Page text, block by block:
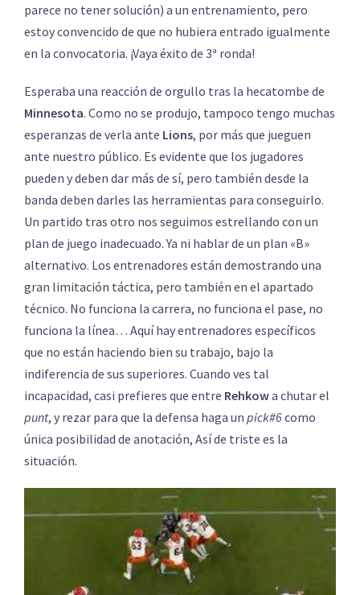
parece no tener solución) a un entrenamiento, pero
estoy convencido de que no hubiera entrado igualmente
en la convocatoria. ¡Vaya éxito de 3ª ronda!
Esperaba una reacción de orgullo tras la hecatombe de
Minnesota. Como no se produjo, tampoco tengo muchas
esperanzas de verla ante Lions, por más que jueguen
ante nuestro público. Es evidente que los jugadores
pueden y deben dar más de sí, pero también desde la
banda deben darles las herramientas para conseguirlo.
Un partido tras otro nos seguimos estrellando con un
plan de juego inadecuado. Ya ni hablar de un plan «B»
alternativo. Los entrenadores están demostrando una
gran limitación táctica, pero también en el apartado
técnico. No funciona la carrera, no funciona el pase, no
funciona la línea… Aquí hay entrenadores específicos
que no están haciendo bien su trabajo, bajo la
indiferencia de sus superiores. Cuando ves tal
incapacidad, casi prefieres que entre Rehkowa chutar el
punt, y rezar para que la defensa haga un pick#6como
única posibilidad de anotación, Así de triste es la
situación.